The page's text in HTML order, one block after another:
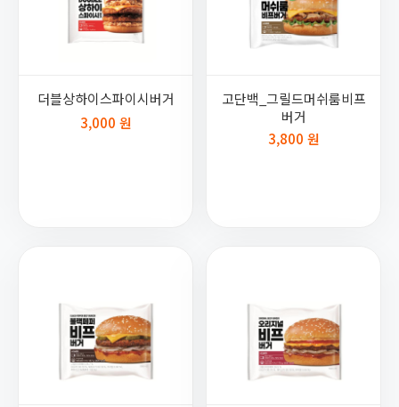
더블상하이스파이시버거
3,000 원
고단백_그릴드머쉬룸비프
버거
3,800 원